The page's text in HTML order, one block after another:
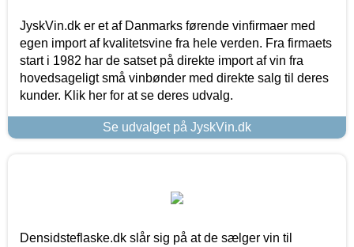
JyskVin.dk er et af Danmarks førende vinfirmaer med
egen import af kvalitetsvine fra hele verden. Fra firmaets
start i 1982 har de satset på direkte import af vin fra
hovedsageligt små vinbønder med direkte salg til deres
kunder. Klik her for at se deres udvalg.
Se udvalget på JyskVin.dk
Densidsteflaske.dk slår sig på at de sælger vin til